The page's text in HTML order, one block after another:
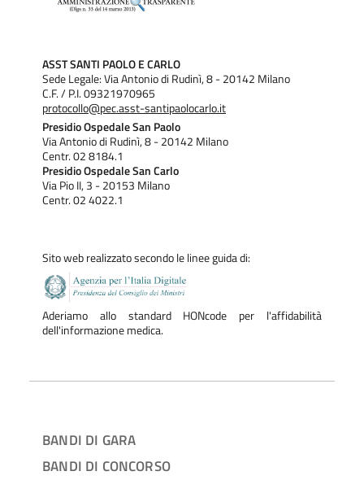
ASST SANTI PAOLO E CARLO
Sede Legale: Via Antonio di Rudinì, 8 - 20142 Milano
C.F. / P.I. 09321970965
protocollo@pec.asst-santipaolocarlo.it
Presidio Ospedale San Paolo
Via Antonio di Rudinì, 8 - 20142 Milano
Centr. 02 8184.1
Presidio Ospedale San Carlo
Via Pio II, 3 - 20153 Milano
Centr. 02 4022.1
Sito web realizzato secondo le linee guida di:
Aderiamo allo standard HONcode per l'affidabilità
dell'informazione medica.
BANDI DI GARA
BANDI DI CONCORSO